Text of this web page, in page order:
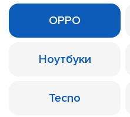
OPPO
Ноутбуки
Tecno